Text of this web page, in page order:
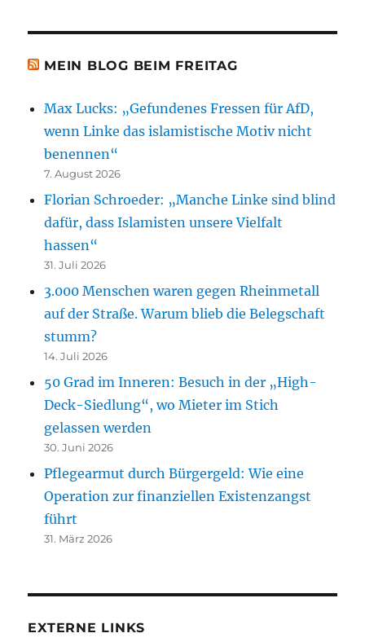
MEIN BLOG BEIM FREITAG
Max Lucks: „Gefundenes Fressen für AfD,
wenn Linke das islamistische Motiv nicht
benennen“
7. August 2026
Florian Schroeder: „Manche Linke sind blind
dafür, dass Islamisten unsere Vielfalt
hassen“
31. Juli 2026
3.000 Menschen waren gegen Rheinmetall
auf der Straße. Warum blieb die Belegschaft
stumm?
14. Juli 2026
50 Grad im Inneren: Besuch in der „High-
Deck-Siedlung“, wo Mieter im Stich
gelassen werden
30. Juni 2026
Pflegearmut durch Bürgergeld: Wie eine
Operation zur finanziellen Existenzangst
führt
31. März 2026
EXTERNE LINKS